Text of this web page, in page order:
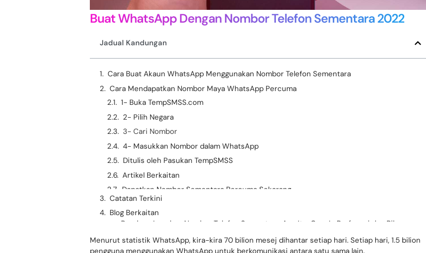
Buat WhatsApp Dengan Nombor Telefon Sementara 2022
Jadual Kandungan
Cara Buat Akaun WhatsApp Menggunakan Nombor Telefon Sementara
Cara Mendapatkan Nombor Maya WhatsApp Percuma
1- Buka TempSMSS.com
2- Pilih Negara
3- Cari Nombor
4- Masukkan Nombor dalam WhatsApp
Ditulis oleh Pasukan TempSMSS
Artikel Berkaitan
Dapatkan Nombor Sementara Percuma Sekarang
Catatan Terkini
Blog Berkaitan
Menurut statistik WhatsApp, kira-kira 70 bilion mesej dihantar setiap hari. Setiap hari, 1.5 bilion